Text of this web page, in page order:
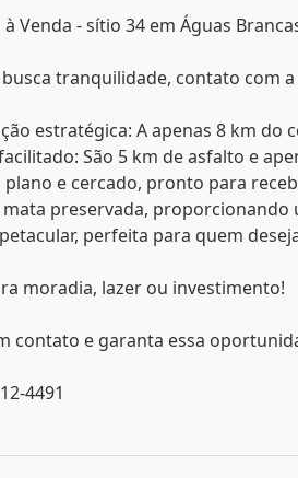
Venda - sítio 34 em Águas
busca tranquilidade, contato com
estratégica: A apenas 8 km
São 5 km de asfalto e
plano e cercado, pronto para
mata preservada,
perfeita para quem
moradia, lazer ou investimento!
contato e garanta essa
4491